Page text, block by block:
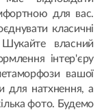
для вас.
класичні
власний
інтер'єру
вашої
для натхнення, а
фото. Будемо